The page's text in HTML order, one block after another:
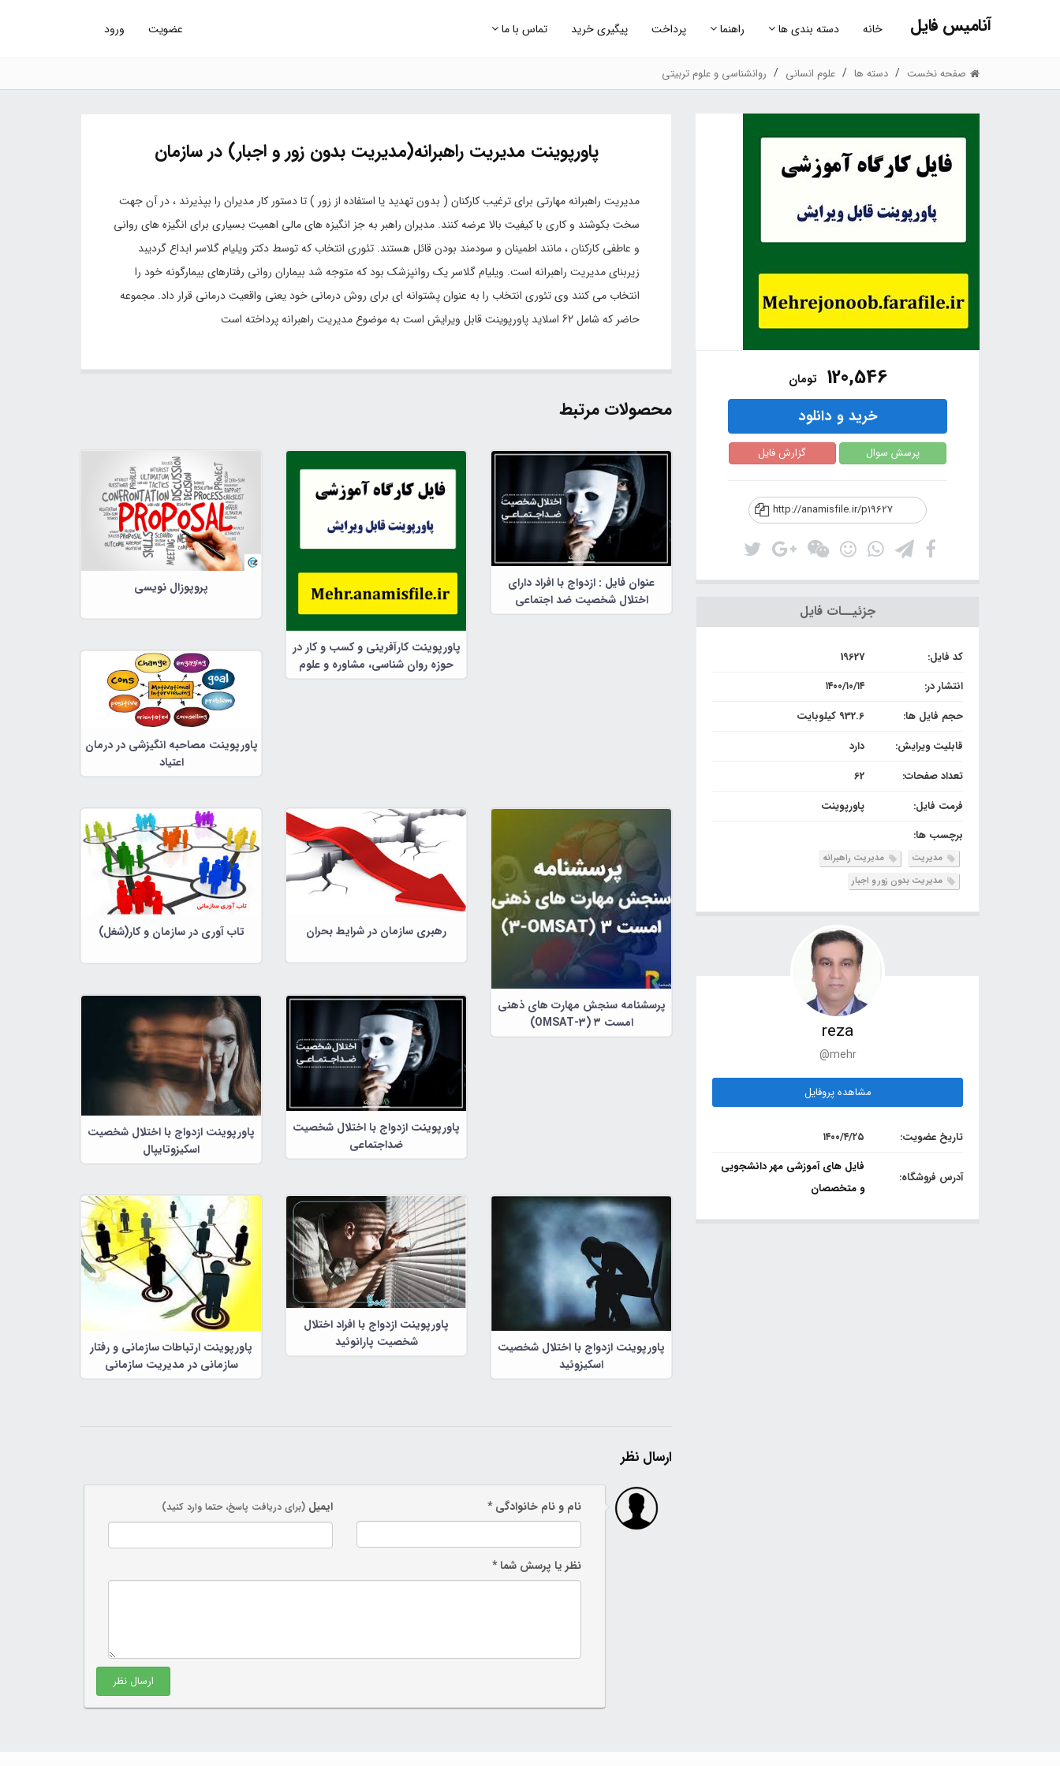
آنامیس فایل خانه دسته بندی ها راهنما پرداخت پیگیری خرید تماس با ما عضویت ورود
صفحه نخست دسته ها علوم انسانی روانشناسی و علوم تربیتی
120,546 تومان
خرید و دانلود
پرسش سوال گزارش فایل
http://anamisfile.ir/p19627
جزئیــات فایل
کد فایل:
19627
انتشار در:
۱۴۰۰/۱۰/۱۴
حجم فایل ها:
932.6 کیلوبایت
قابلیت ویرایش:
دارد
تعداد صفحات:
62
فرمت فایل:
پاورپوینت
برچسب ها:
مدیریت
مدیریت راهبرانه
مدیریت بدون زور و اجبار
reza
@mehr
مشاهده پروفایل
تاریخ عضویت: ۱۴۰۰/۴/۲۵
آدرس فروشگاه:
فایل های آموزشی مهر دانشجویی
و متخصصان
پاورپوینت مدیریت راهبرانه(مدیریت بدون زور و اجبار) در سازمان
مدیریت راهبرانه مهارتی برای ترغیب کارکنان ( بدون تهدید یا استفاده از زور ) تا دستور کار مدیران را بپذیرند ، در آن جهت
سخت بکوشند و کاری با کیفیت بالا عرضه کنند. مدیران راهبر به جز انگیزه های مالی اهمیت بسیاری برای انگیزه های روانی
و عاطفی کارکنان ، مانند اطمینان و سودمند بودن قائل هستند. تئوری انتخاب که توسط دکتر ویلیام گلاسر ابداع گردیبد
زیربنای مدیریت راهبرانه است. ویلیام گلاسر یک روانپزشک بود که متوجه شد بیماران روانی رفتارهای بیمارگونه خود را
انتخاب می کنند وی تئوری انتخاب را به عنوان پشتوانه ای برای روش درمانی خود یعنی واقعیت درمانی قرار داد. مجموعه
حاضر که شامل 62 اسلاید پاورپوینت قابل ویرایش است به موضوع مدیریت راهبرانه پرداخته است
محصولات مرتبط
عنوان فایل : ازدواج با افراد دارای
اختلال شخصیت ضد اجتماعی
پاورپوینت کارآفرینی و کسب و کار در
حوزه روان شناسی، مشاوره و علوم
تربیتی
پروپوزال نویسی
پاورپوینت مصاحبه انگیزشی در درمان
اعتیاد
پرسشنامه سنجش مهارت های ذهنی
امست ۳ (OMSAT-3)
رهبری سازمان در شرایط بحران تاب آوری در سازمان و کار(شغل)
پاورپوینت ازدواج با اختلال شخصیت
ضداجتماعی
پاورپوینت ازدواج با اختلال شخصیت
اسکیزوتایپال
پاورپوینت ازدواج با اختلال شخصیت
اسکیزوئید
پاورپوینت ازدواج با افراد اختلال
شخصیت پارانوئید
پاورپوینت ارتباطات سازمانی و رفتار
سازمانی در مدیریت سازمانی
ارسال نظر
نام و نام خانوادگی * ایمیل (برای دریافت پاسخ، حتما وارد کنید)
نظر یا پرسش شما *
ارسال نظر